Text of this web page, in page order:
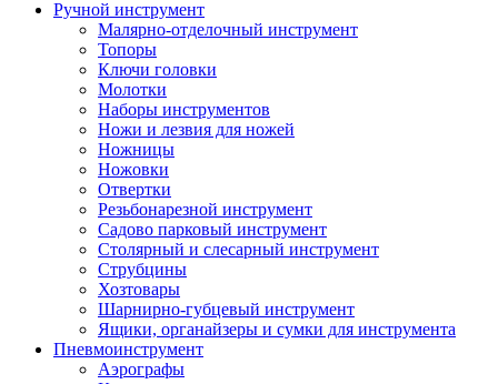
Ручной инструмент
Малярно-отделочный инструмент
Топоры
Ключи головки
Молотки
Наборы инструментов
Ножи и лезвия для ножей
Ножницы
Ножовки
Отвертки
Резьбонарезной инструмент
Садово парковый инструмент
Столярный и слесарный инструмент
Струбцины
Хозтовары
Шарнирно-губцевый инструмент
Ящики, органайзеры и сумки для инструмента
Пневмоинструмент
Аэрографы